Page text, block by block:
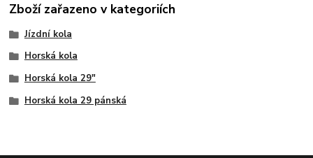
Zboží zařazeno v kategoriích
Jízdní kola
Horská kola
Horská kola 29"
Horská kola 29 pánská